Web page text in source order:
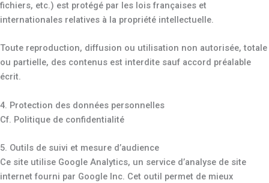
fichiers, etc.) est protégé par les lois françaises et
internationales relatives à la propriété intellectuelle.
Toute reproduction, diffusion ou utilisation non autorisée, totale
ou partielle, des contenus est interdite sauf accord préalable
écrit.
4. Protection des données personnelles
Cf. Politique de confidentialité
5. Outils de suivi et mesure d’audience
Ce site utilise Google Analytics, un service d’analyse de site
internet fourni par Google Inc. Cet outil permet de mieux